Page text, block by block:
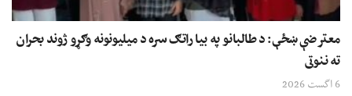
معترضې ښځې: د طالبانو په بیا راتګ سره د میلیونونه وګړو ژوند بحران
ته ننوتی
6 اگست 2026